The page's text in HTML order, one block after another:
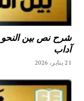
شرح نص بين النحو
آداب
21 يناير، 2026